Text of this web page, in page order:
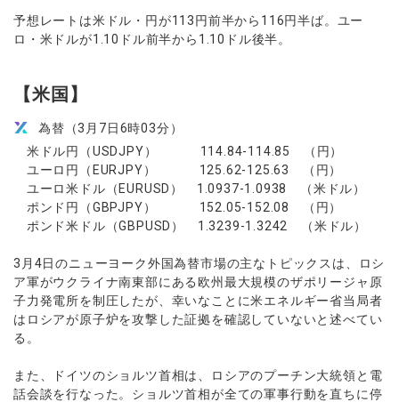
Español
ไทย
法人のお客様はこちら
予想レートは米ドル・円が113円前半から116円半ば。ユー
ロ・米ドルが1.10ドル前半から1.10ドル後半。
【米国】
為替（3月7日6時03分）
米ドル円（USDJPY） 114.84-114.85 （円）
ユーロ円（EURJPY） 125.62-125.63 （円）
ユーロ米ドル（EURUSD） 1.0937-1.0938 （米ドル）
ポンド円（GBPJPY） 152.05-152.08 （円）
ポンド米ドル（GBPUSD） 1.3239-1.3242 （米ドル）
3月4日のニューヨーク外国為替市場の主なトピックスは、ロシ
ア軍がウクライナ南東部にある欧州最大規模のザポリージャ原
子力発電所を制圧したが、幸いなことに米エネルギー省当局者
はロシアが原子炉を攻撃した証拠を確認していないと述べてい
る。
また、ドイツのショルツ首相は、ロシアのプーチン大統領と電
話会談を行なった。ショルツ首相が全ての軍事行動を直ちに停